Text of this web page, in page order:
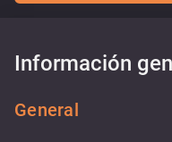
Información
General